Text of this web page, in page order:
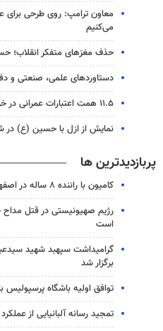
معاون ترامپ: روی طرحی برای
می‌کنیم
حذف مغزهای متفکر انقلاب؛
دستاوردهای علمی، صنعتی و
۱۱.۵ همت اعتبارات عمرانی در خراسان جنوبی جذب شد
نمایش از ازل با حسین (ع) در
پربازدیدترین ها
کامیون با راننده ۸ ساله در اصفهان توقیف شد
رژیم صهیونیستی در قتل
است
گرامیداشت سپهبد شهید
برگزار شد
توافق اولیه باشگاه پرسپولیس
تمجید رسانه آلبانیایی از